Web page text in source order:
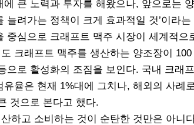
큰 노력과 투자를 해왔으나, 앞으로는 양
늘려가는 정책이 크게 효과적일 것’이라는
중심으로 크래프트 맥주 시장이 세계적으
크래프트 맥주를 생산하는 양조장이 100
으로 활성화의 조짐을 보인다. 국내 크래프
율은 현재 1%대에 그치나, 해외의 사례
것으로 본다고 했다.
하고 소비하는 것이 순탄한 것만은 아니